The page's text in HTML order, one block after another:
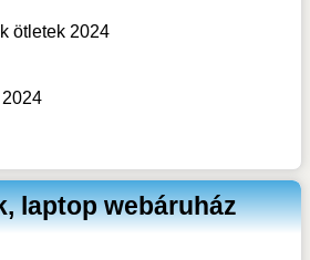
ötletek 2024
laptop webáruház